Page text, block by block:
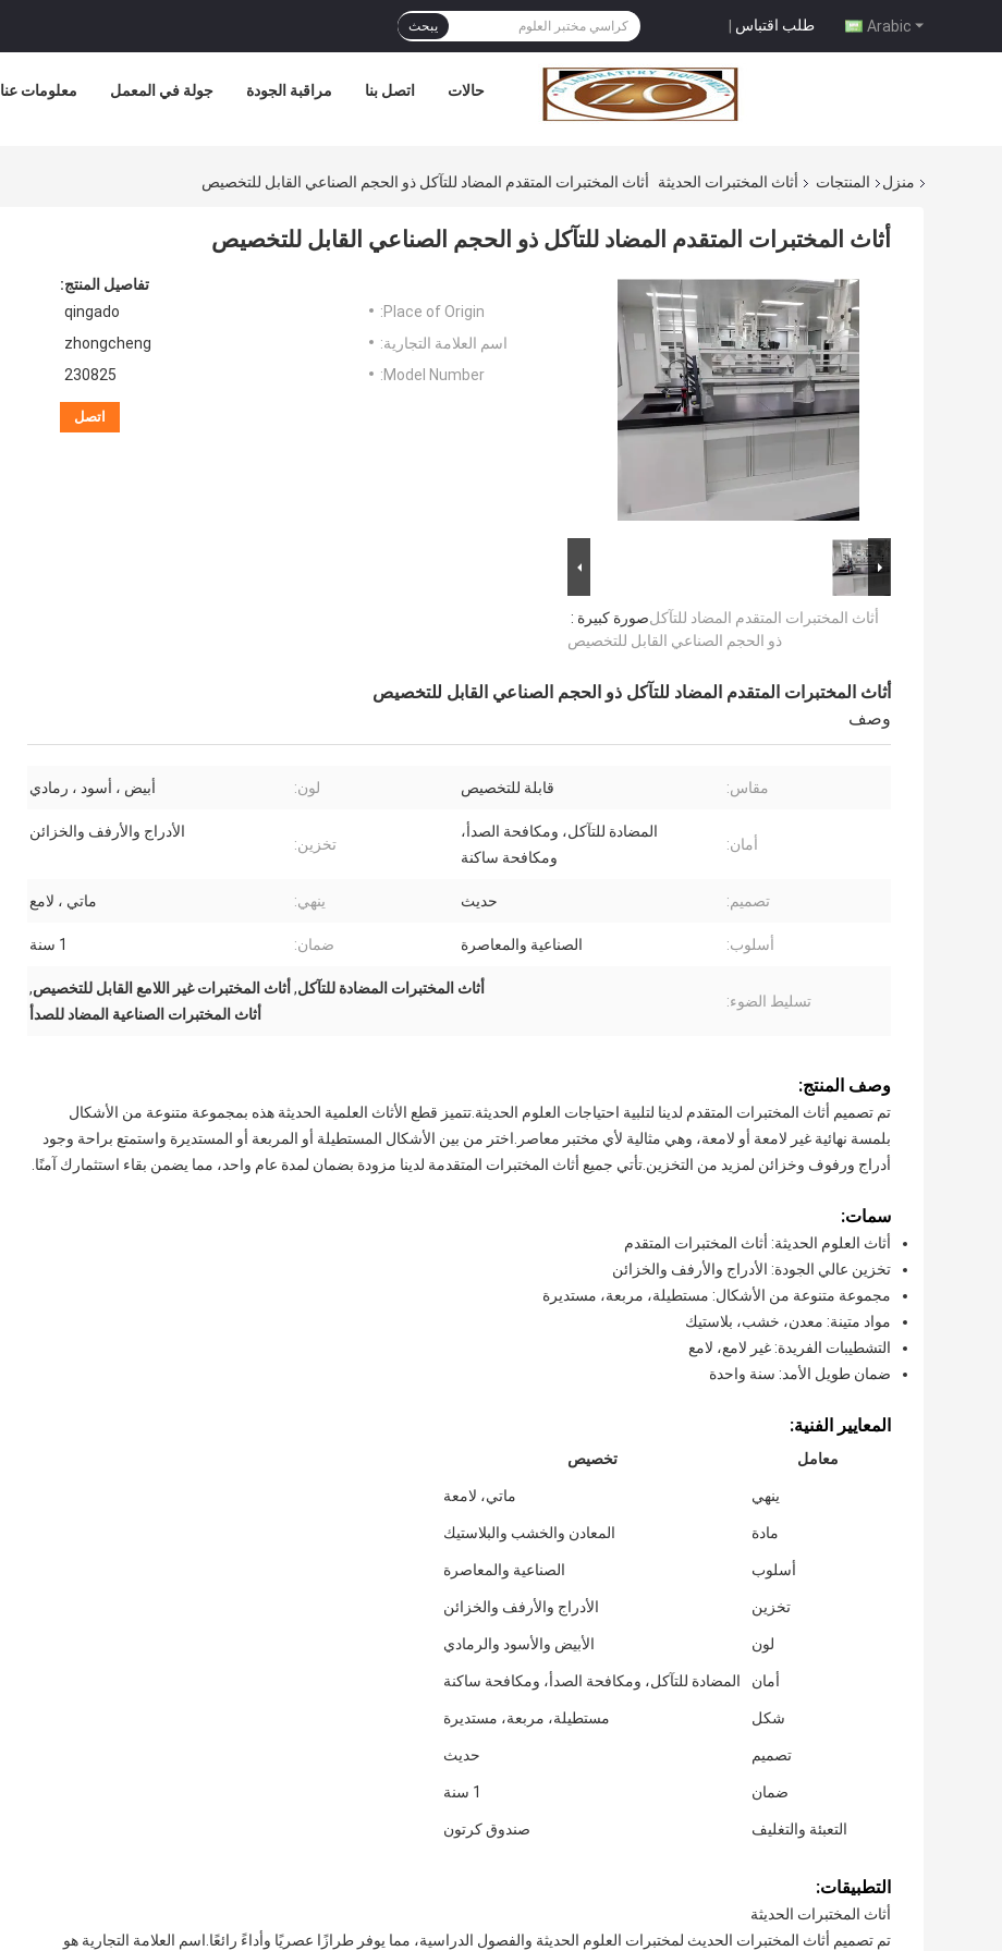
Arabic طلب اقتباس | يبحث
معلومات عنا جولة في المعمل مراقبة الجودة اتصل بنا حالات
منزل المنتجات أثاث المختبرات الحديثة أثاث المختبرات المتقدم المضاد للتآكل ذو الحجم الصناعي القابل للتخصيص
أثاث المختبرات المتقدم المضاد للتآكل ذو الحجم الصناعي القابل للتخصيص
صورة كبيرة :أثاث المختبرات المتقدم المضاد للتآكل
ذو الحجم الصناعي القابل للتخصيص
تفاصيل المنتج:
Place of Origin:
qingado
اسم العلامة التجارية:
zhongcheng
Model Number:
230825
اتصل
أثاث المختبرات المتقدم المضاد للتآكل ذو الحجم الصناعي القابل للتخصيص
وصف
مقاس: قابلة للتخصيص لون: أبيض ، أسود ، رمادي
أمان:
المضادة للتآكل، ومكافحة الصدأ،
ومكافحة ساكنة
تخزين:
الأدراج والأرفف والخزائن
تصميم: حديث ينهي: ماتي ، لامع
أسلوب: الصناعية والمعاصرة ضمان: 1 سنة
تسليط الضوء:
أثاث المختبرات المضادة للتآكل, أثاث المختبرات غير اللامع القابل للتخصيص,
أثاث المختبرات الصناعية المضاد للصدأ
وصف المنتج:
تم تصميم أثاث المختبرات المتقدم لدينا لتلبية احتياجات العلوم الحديثة.تتميز قطع الأثاث العلمية الحديثة هذه بمجموعة متنوعة من الأشكال
بلمسة نهائية غير لامعة أو لامعة، وهي مثالية لأي مختبر معاصر.اختر من بين الأشكال المستطيلة أو المربعة أو المستديرة واستمتع براحة وجود
أدراج ورفوف وخزائن لمزيد من التخزين.تأتي جميع أثاث المختبرات المتقدمة لدينا مزودة بضمان لمدة عام واحد، مما يضمن بقاء استثمارك آمنًا.
سمات:
أثاث العلوم الحديثة: أثاث المختبرات المتقدم
تخزين عالي الجودة: الأدراج والأرفف والخزائن
مجموعة متنوعة من الأشكال: مستطيلة، مربعة، مستديرة
مواد متينة: معدن، خشب، بلاستيك
التشطيبات الفريدة: غير لامع، لامع
ضمان طويل الأمد: سنة واحدة
المعايير الفنية:
معامل تخصيص
ينهي ماتي، لامعة
مادة المعادن والخشب والبلاستيك
أسلوب الصناعية والمعاصرة
تخزين الأدراج والأرفف والخزائن
لون الأبيض والأسود والرمادي
أمان المضادة للتآكل، ومكافحة الصدأ، ومكافحة ساكنة
شكل مستطيلة، مربعة، مستديرة
تصميم حديث
ضمان 1 سنة
التعبئة والتغليف صندوق كرتون
التطبيقات:
أثاث المختبرات الحديثة
تم تصميم أثاث المختبرات الحديث لمختبرات العلوم الحديثة والفصول الدراسية، مما يوفر طرازًا عصريًا وأداءً رائعًا.اسم العلامة التجارية هو